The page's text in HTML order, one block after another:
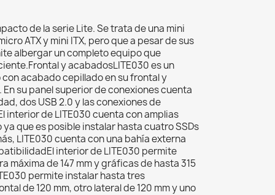
de la serie Lite. Se trata de una mini
ATX y mini ITX, pero que a pesar de sus
albergar un completo equipo que
y acabadosLITE030 es un
acabado cepillado en su frontal y
su panel superior de conexiones cuenta
dos USB 2.0 y las conexiones de
interior de LITE030 cuenta con amplias
que es posible instalar hasta cuatro SSDs
LITE030 cuenta con una bahía externa
interior de LITE030 permite
máxima de 147 mm y gráficas de hasta 315
permite instalar hasta tres
de 120 mm, otro lateral de 120 mm y uno